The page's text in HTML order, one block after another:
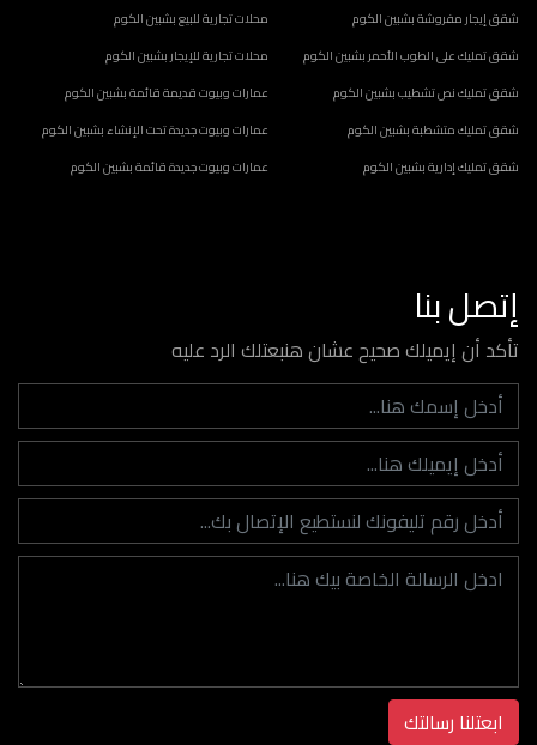
شقق إيجار مفروشة بشبين الكوم
شقق تمليك على الطوب الأحمر بشبين الكوم
شقق تمليك نص تشطيب بشبين الكوم
شقق تمليك متشطبة بشبين الكوم
شقق تمليك إدارية بشبين الكوم
محلات تجارية للبيع بشبين الكوم
محلات تجارية للإيجار بشبين الكوم
عمارات وبيوت قديمة قائمة بشبين الكوم
عمارات وبيوت جديدة تحت الإنشاء بشبين الكوم
عمارات وبيوت جديدة قائمة بشبين الكوم
إتصل بنا
تأكد أن إيميلك صحيح عشان هنبعتلك الرد عليه